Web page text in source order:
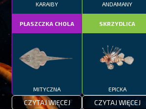
KARAIBY
PŁASZCZKA CHOLA
MITYCZNA
CZYTAJ WIĘCEJ
ANDAMANY
SKRZYDLICA
EPICKA
CZYTAJ WIĘCEJ